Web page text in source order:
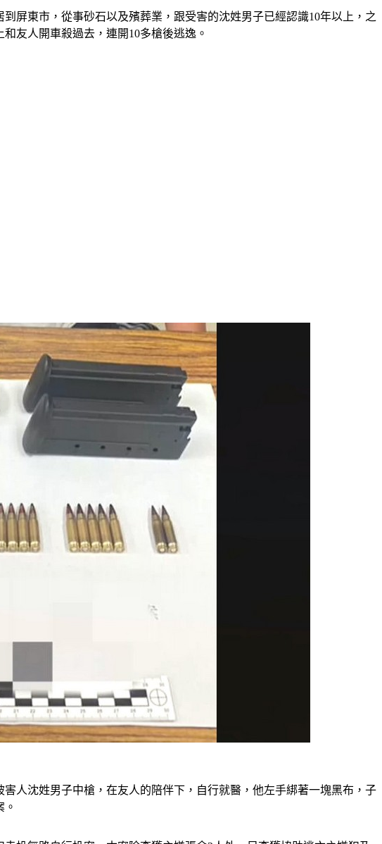
屏東市，從事砂石以及殯葬業，跟受害的沈姓男子已經認識10年以上，之
友人開車殺過去，連開10多槍後逃逸。
人沈姓男子中槍，在友人的陪伴下，自行就醫，他左手綁著一塊黑布，子